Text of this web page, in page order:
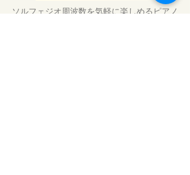
ソルフェジオ周波数を気軽に楽しめるピアノ